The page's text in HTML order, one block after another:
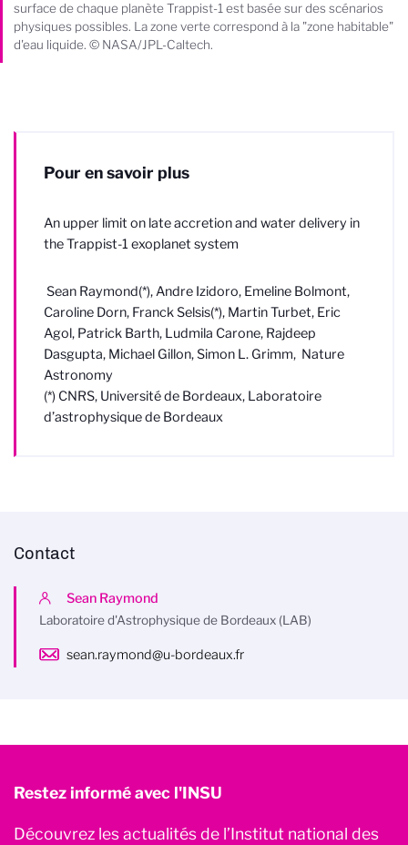
surface de chaque planète Trappist-1 est basée sur des scénarios
physiques possibles. La zone verte correspond à la "zone habitable"
d'eau liquide. © NASA/JPL-Caltech.
Pour en savoir plus
An upper limit on late accretion and water delivery in
the Trappist-1 exoplanet system
Sean Raymond(*), Andre Izidoro, Emeline Bolmont,
Caroline Dorn, Franck Selsis(*), Martin Turbet, Eric
Agol, Patrick Barth, Ludmila Carone, Rajdeep
Dasgupta, Michael Gillon, Simon L. Grimm, Nature
Astronomy
(*) CNRS, Université de Bordeaux, Laboratoire
d’astrophysique de Bordeaux
Contact
Sean Raymond
Laboratoire d'Astrophysique de Bordeaux (LAB)
sean.raymond@u-bordeaux.fr
Restez informé avec l'INSU
Découvrez les actualités de l’Institut national des